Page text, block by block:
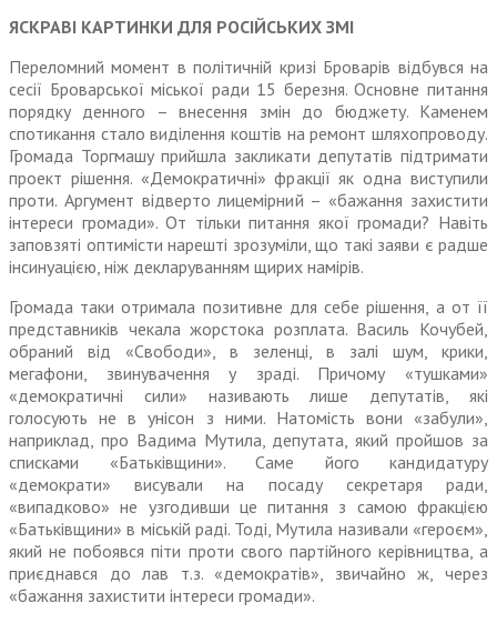
ЯСКРАВІ КАРТИНКИ ДЛЯ РОСІЙСЬКИХ ЗМІ
Переломний момент в політич­ній кризі Броварів відбувся на
сесії Броварської міської ради 15 березня. Основне питання
порядку денного – внесення змін до бюджету. Каменем
спотикання стало виділення коштів на ремонт шляхопроводу.
Громада Торгмашу прийшла закликати депутатів підтримати
проект рішення. «Демократичні» фракції як одна виступили
проти. Аргумент від­верто лицемірний – «бажання захистити
інтереси громади». От тільки питання якої громади? Навіть
заповзяті оптимісти нарешті зрозуміли, що такі заяви є радше
інсинуацією, ніж декла­руванням щирих намірів.
Громада таки отримала пози­тивне для себе рішення, а от її
представників чекала жорстока розплата. Василь Кочубей,
обра­ний від «Свободи», в зеленці, в залі шум, крики,
мегафони, звинува­чення у зраді. Причому «тушками»
«демократичні сили» називають лише депутатів, які
голосують не в унісон з ними. Натомість вони «забули»,
наприклад, про Вадима Мутила, депутата, який пройшов за
списками «Батьківщини». Саме його кандидатуру
«демократи» висували на посаду секретаря ради,
«випадково» не узгодивши це питання з самою фракцією
«Батьківщини» в міській раді. Тоді, Мутила називали «героєм»,
який не побоявся піти проти свого пар­тійного керівництва, а
приєднався до лав т.з. «демократів», звичайно ж, через
«бажання захистити інтереси громади».